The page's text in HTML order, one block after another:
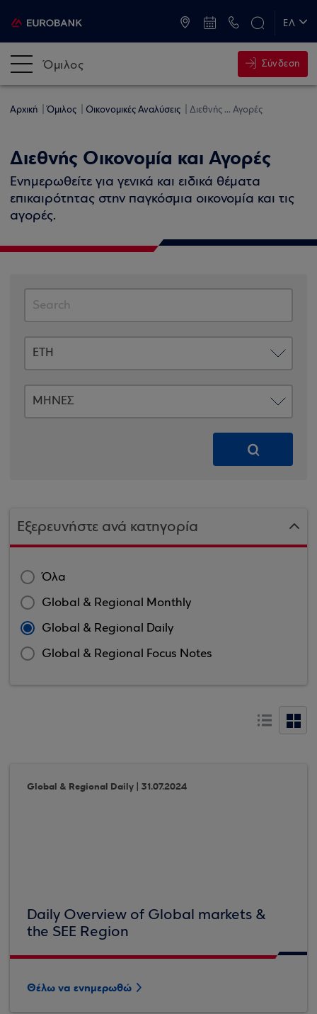
ΕΛ
Όμιλος Σύνδεση
Αρχική Όμιλος Οικονομικές Αναλύσεις Διεθνής ... Αγορές
Διεθνής Οικονομία και Αγορές
Ενημερωθείτε για γενικά και ειδικά θέματα
επικαιρότητας στην παγκόσμια οικονομία και τις
αγορές.
Εξερευνήστε ανά κατηγορία
Όλα
Global & Regional Monthly
Global & Regional Daily
Global & Regional Focus Notes
Global & Regional Daily | 31.07.2024
Daily Overview of Global markets &
the SEE Region
Θέλω να ενημερωθώ